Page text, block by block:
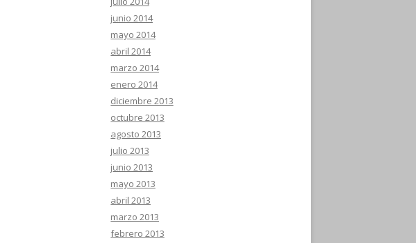
junio 2014
mayo 2014
abril 2014
marzo 2014
enero 2014
diciembre 2013
octubre 2013
agosto 2013
julio 2013
junio 2013
mayo 2013
abril 2013
marzo 2013
febrero 2013